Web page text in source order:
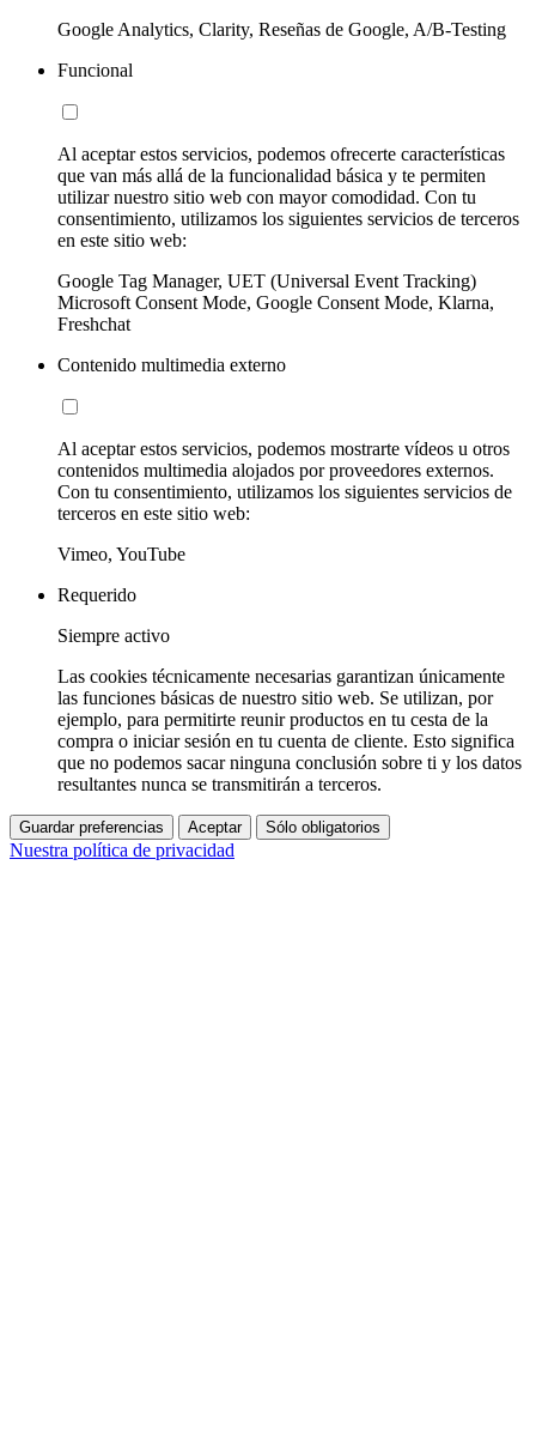
Google Analytics, Clarity, Reseñas de Google, A/B-Testing
Funcional
Al aceptar estos servicios, podemos ofrecerte características
que van más allá de la funcionalidad básica y te permiten
utilizar nuestro sitio web con mayor comodidad. Con tu
consentimiento, utilizamos los siguientes servicios de terceros
en este sitio web:
Google Tag Manager, UET (Universal Event Tracking)
Microsoft Consent Mode, Google Consent Mode, Klarna,
Freshchat
Contenido multimedia externo
Al aceptar estos servicios, podemos mostrarte vídeos u otros
contenidos multimedia alojados por proveedores externos.
Con tu consentimiento, utilizamos los siguientes servicios de
terceros en este sitio web:
Vimeo, YouTube
Requerido
Siempre activo
Las cookies técnicamente necesarias garantizan únicamente
las funciones básicas de nuestro sitio web. Se utilizan, por
ejemplo, para permitirte reunir productos en tu cesta de la
compra o iniciar sesión en tu cuenta de cliente. Esto significa
que no podemos sacar ninguna conclusión sobre ti y los datos
resultantes nunca se transmitirán a terceros.
Guardar preferencias Aceptar Sólo obligatorios
Nuestra política de privacidad